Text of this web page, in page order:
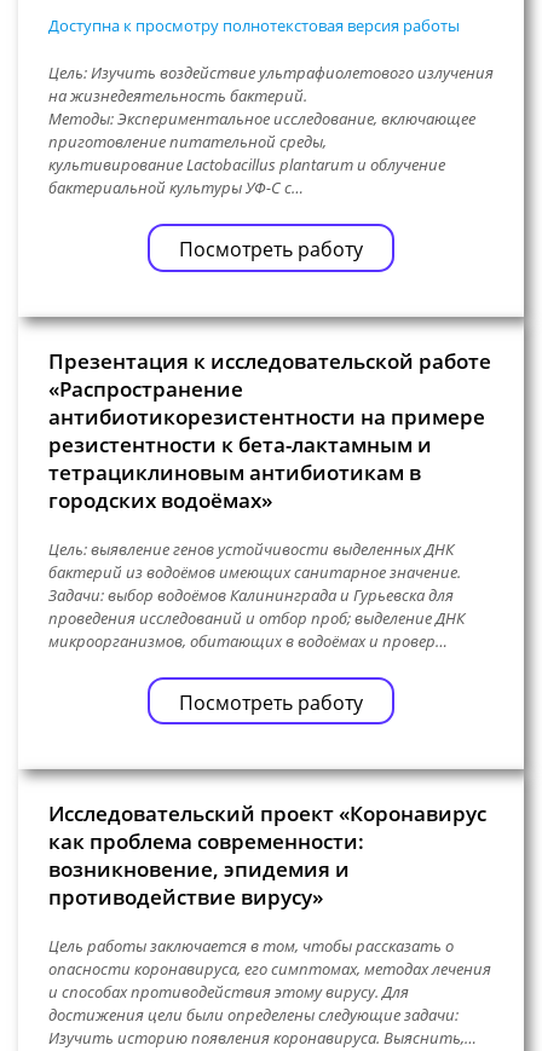
Доступна к просмотру полнотекстовая версия работы
Цель: Изучить воздействие ультрафиолетового излучения
на жизнедеятельность бактерий.
Методы: Экспериментальное исследование, включающее
приготовление питательной среды,
культивирование Lactobacillus plantarum и облучение
бактериальной культуры УФ-С с…
Посмотреть работу
Презентация к исследовательской работе
«Распространение
антибиотикорезистентности на примере
резистентности к бета-лактамным и
тетрациклиновым антибиотикам в
городских водоёмах»
Цель: выявление генов устойчивости выделенных ДНК
бактерий из водоёмов имеющих санитарное значение.
Задачи: выбор водоёмов Калининграда и Гурьевска для
проведения исследований и отбор проб; выделение ДНК
микроорганизмов, обитающих в водоёмах и провер…
Посмотреть работу
Исследовательский проект «Коронавирус
как проблема современности:
возникновение, эпидемия и
противодействие вирусу»
Цель работы заключается в том, чтобы рассказать о
опасности коронавируса, его симптомах, методах лечения
и способах противодействия этому вирусу. Для
достижения цели были определены следующие задачи:
Изучить историю появления коронавируса. Выяснить,…